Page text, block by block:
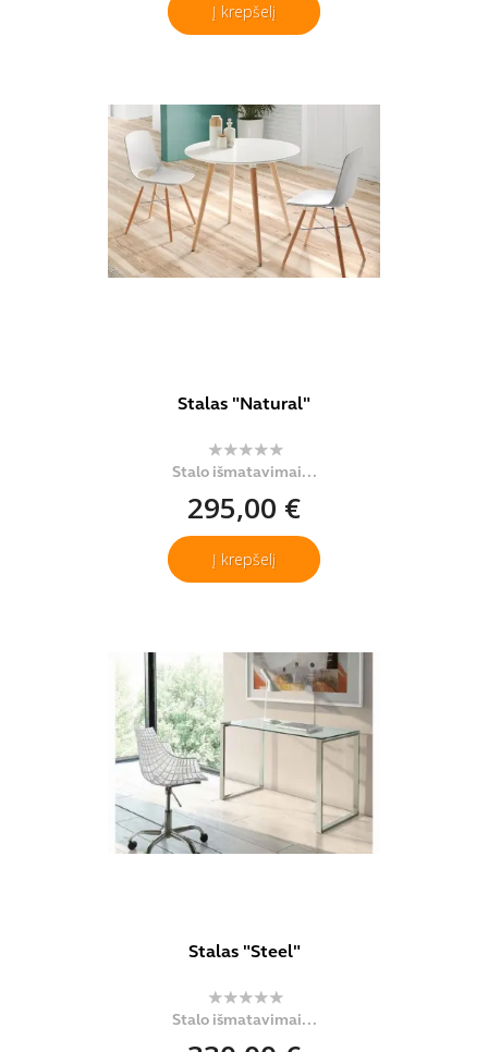
Į krepšelį
Stalas "Natural"
Stalo išmatavimai...
295,00 €
Į krepšelį
Stalas "Steel"
Stalo išmatavimai...